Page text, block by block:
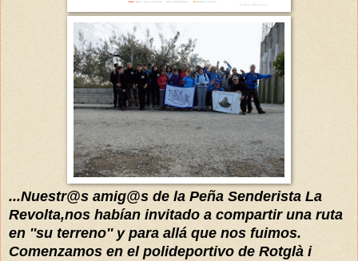
...Nuestr@s amig@s de la Peña Senderista La
Revolta,nos habían invitado a compartir una ruta
en ''su terreno''y para allá que nos fuimos.
Comenzamos en el polideportivo de Rotglà i